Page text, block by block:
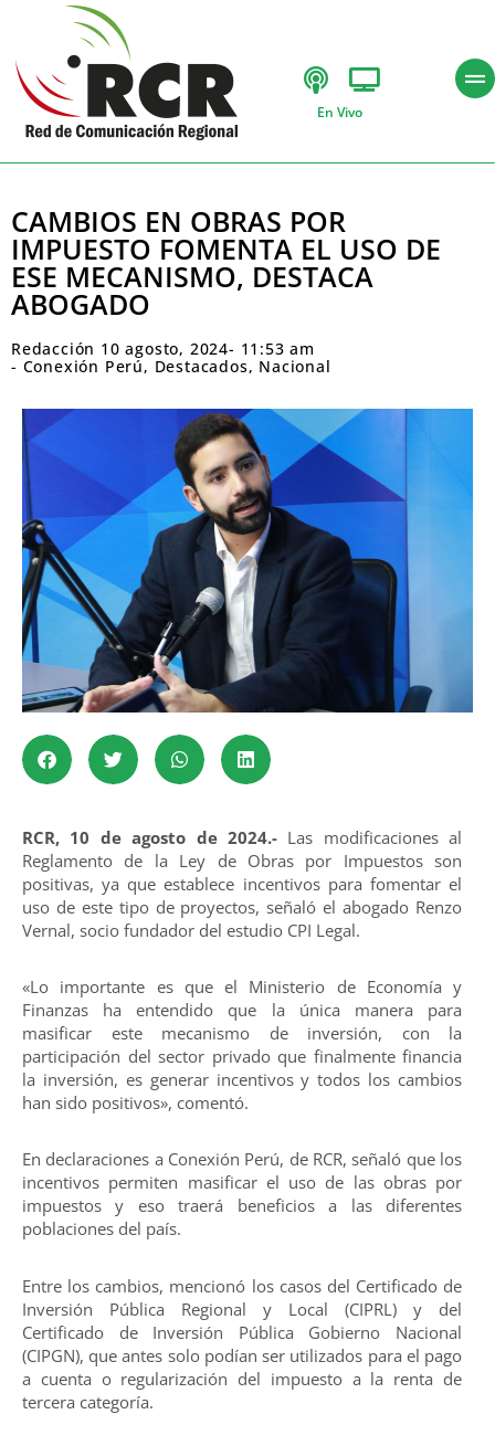
En Vivo
CAMBIOS EN OBRAS POR
IMPUESTO FOMENTA EL USO DE
ESE MECANISMO, DESTACA
ABOGADO
Redacción 10 agosto, 2024- 11:53 am
- Conexión Perú, Destacados, Nacional
RCR, 10 de agosto de 2024.-Las modificaciones al
Reglamento de la Ley de Obras por Impuestos son
positivas, ya que establece incentivos para fomentar el
uso de este tipo de proyectos, señaló el abogado Renzo
Vernal, socio fundador del estudio CPI Legal.
«Lo importante es que el Ministerio de Economía y
Finanzas ha entendido que la única manera para
masificar este mecanismo de inversión, con la
participación del sector privado que finalmente financia
la inversión, es generar incentivos y todos los cambios
han sido positivos», comentó.
En declaraciones a Conexión Perú, de RCR, señaló que los
incentivos permiten masificar el uso de las obras por
impuestos y eso traerá beneficios a las diferentes
poblaciones del país.
Entre los cambios, mencionó los casos del Certificado de
Inversión Pública Regional y Local (CIPRL) y del
Certificado de Inversión Pública Gobierno Nacional
(CIPGN), que antes solo podían ser utilizados para el pago
a cuenta o regularización del impuesto a la renta de
tercera categoría.